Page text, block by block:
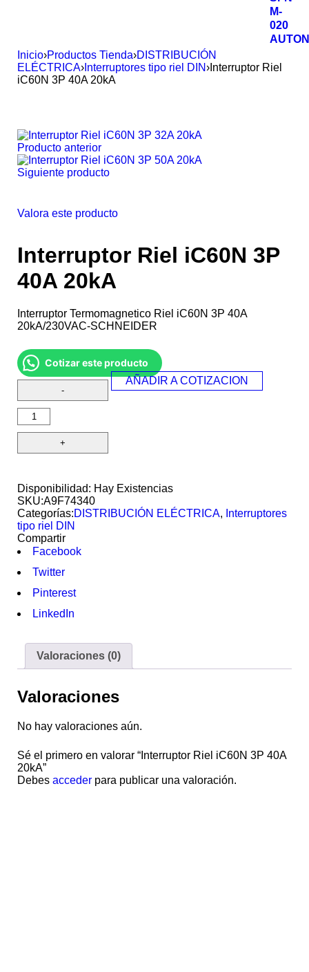
Inicio›Productos Tienda›DISTRIBUCIÓN
ELÉCTRICA› Interruptores tipo riel DIN› Interruptor Riel
iC60N 3P 40A 20kA
Producto anterior
Siguiente producto
Valora este producto
Interruptor Riel iC60N 3P
40A 20kA
Interruptor Termomagnetico Riel iC60N 3P 40A
20kA/230VAC-SCHNEIDER
Cotizar este producto
AÑADIR A COTIZACION
Disponibilidad: Hay Existencias
SKU:A9F74340
Categorías:DISTRIBUCIÓN ELÉCTRICA, Interruptores
tipo riel DIN
Compartir
Facebook
Twitter
Pinterest
LinkedIn
Valoraciones (0)
Valoraciones
No hay valoraciones aún.
Sé el primero en valorar “Interruptor Riel iC60N 3P 40A
20kA”
Debes acceder para publicar una valoración.